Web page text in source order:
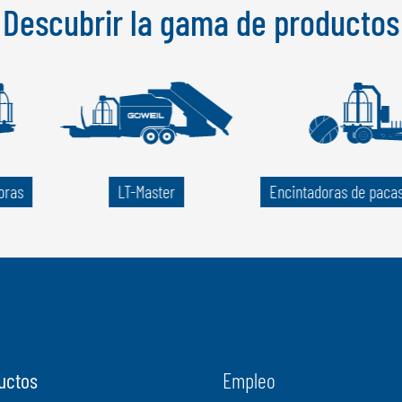
Descubrir la gama de productos
LT-Master Encintadoras de
Empleo